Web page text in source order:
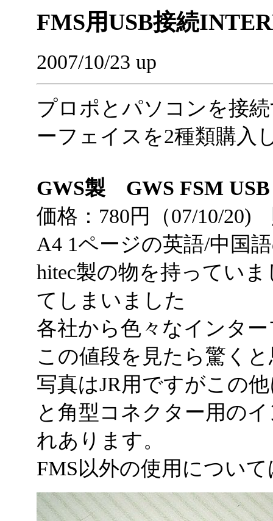
FMS用USB接続
2007/10/23 up
プロポとパソコンを接
ーフェイスを2種類購入
GWS製 GWS FSM
価格：780円（07/10/
A4 1ページの英語/中国
hitec製の物を持ってい
てしまいました
各社から色々なインタ
この値段を見たら驚く
写真はJR用ですがこの
と角型コネクター用の
れあります。
FMS以外の使用につい